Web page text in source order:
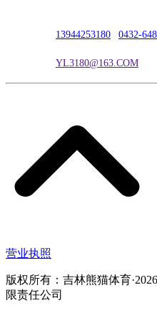
13944253180 0432-
YL3180@163.COM
营业执照
版权所有：吉林熊猫体育
限责任公司